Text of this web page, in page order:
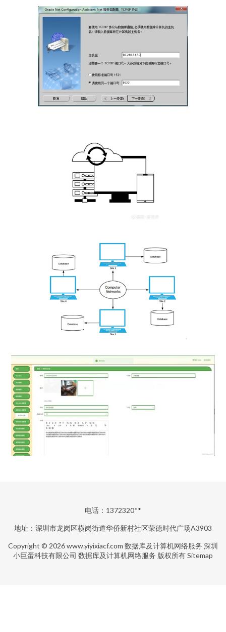
电话：1372320**
地址：深圳市龙岗区横岗街道华侨新村社区荣德时代广场A3903
Copyright © 2026www.yiyixiacf.com 数据库及计算机网络服务 深圳
小巨蛋科技有限公司 数据库及计算机网络服务 版权所有Sitemap